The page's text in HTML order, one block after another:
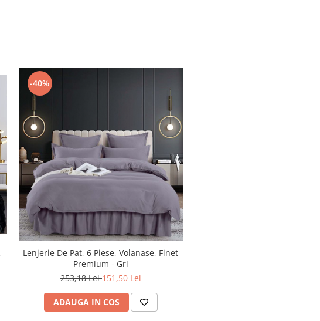
-40%
Lenjerie De Pat, 6 Piese, Volanase, Finet
Premium - Gri
253,18 Lei151,50 Lei
ADAUGA IN COS